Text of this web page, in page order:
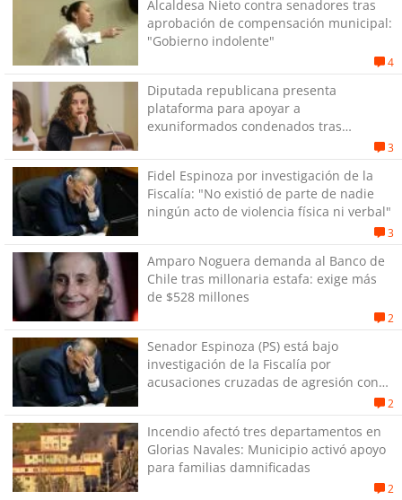
Alcaldesa Nieto contra senadores tras
aprobación de compensación municipal:
"Gobierno indolente"
4
Diputada republicana presenta
plataforma para apoyar a
exuniformados condenados tras
3
Fidel Espinoza por investigación de la
Fiscalía: "No existió de parte de nadie
ningún acto de violencia física ni verbal"
3
Amparo Noguera demanda al Banco de
Chile tras millonaria estafa: exige más
de $528 millones
2
Senador Espinoza (PS) está bajo
investigación de la Fiscalía por
acusaciones cruzadas de agresión con
2
Incendio afectó tres departamentos en
Glorias Navales: Municipio activó apoyo
para familias damnificadas
2